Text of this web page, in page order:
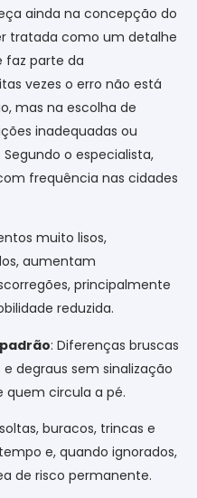
ainda na concepção do
tratada como um detalhe
faz parte da
vezes o erro não está
mas na escolha de
inadequadas ou
o especialista,
frequência nas cidades
muito lisos,
aumentam
principalmente
reduzida.
: Diferenças bruscas
degraus sem sinalização
circula a pé.
buracos, trincas e
e, quando ignorados,
de risco permanente.